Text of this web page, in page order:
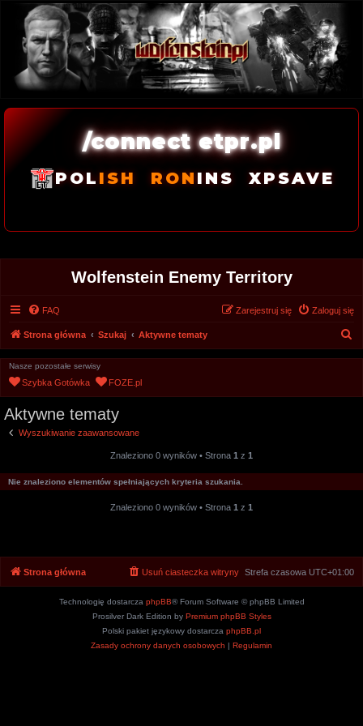
/connect etpr.pl
POL ISH RONINS XPSAVE
Wolfenstein Enemy Territory
FAQ Zaloguj się
Zarejestruj się
Strona główna Szukaj Aktywne tematy
Nasze pozostałe serwisy
Szybka Gotówka FOZE.pl
Aktywne tematy
Wyszukiwanie zaawansowane
Znaleziono 0 wyników • Strona 1 z 1
Nie znaleziono elementów spełniających kryteria szukania.
Znaleziono 0 wyników • Strona 1 z 1
Strona główna Strefa czasowa UTC+01:00
Usuń ciasteczka witryny
Technologię dostarcza phpBB® Forum Software © phpBB Limited
Prosilver Dark Edition by Premium phpBB Styles
Polski pakiet językowy dostarcza phpBB.pl
Zasady ochrony danych osobowych | Regulamin